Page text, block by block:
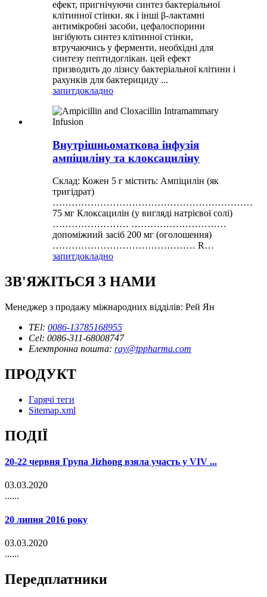
ефект, пригнічуючи синтез бактеріальної
клітинної стінки. як і інші β-лактамні
антимікробні засоби, цефалоспорини
інгібують синтез клітинної стінки,
втручаючись у ферменти, необхідні для
синтезу пептидоглікан. цей ефект
призводить до лізису бактеріальної клітини і
рахунків для бактерициду ...
запитдокладно
Внутрішньоматкова інфузія
ампіциліну та клоксациліну
Склад: Кожен 5 г містить: Ампіцилін (як
тригідрат)
………………………………………………………
75 мг Клоксацилін (у вигляді натрієвої солі)
…………………… …………………………
допоміжний засіб 200 мг (оголошення)
……………………………………… R…
запитдокладно
ЗВ'ЯЖІТЬСЯ З НАМИ
Менеджер з продажу міжнародних відділів: Рей Ян
TEl: 0086-13785168955
Cel: 0086-311-68008747
Електронна пошта: ray@tppharma.com
ПРОДУКТ
Гарячі теги
Sitemap.xml
ПОДІЇ
20-22 червня Група Jizhong взяла участь у VIV ...
03.03.2020
......
20 липня 2016 року
03.03.2020
......
Передплатники